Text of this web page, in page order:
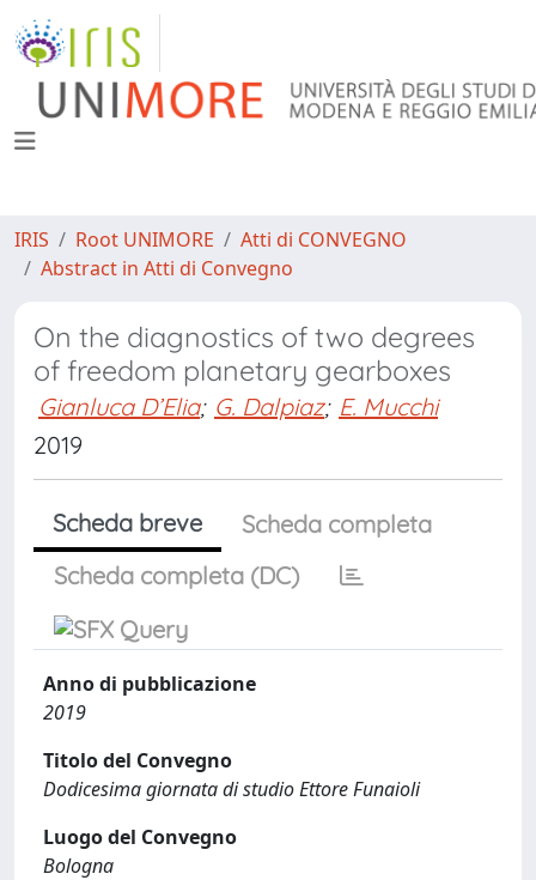
IRIS Root UNIMORE
Atti di CONVEGNO
Abstract in Atti di Convegno
On the diagnostics of two degrees
of freedom planetary gearboxes
Gianluca D’Elia; G. Dalpiaz; E. Mucchi
2019
Scheda breve
Scheda completa
Scheda completa (DC)
Anno di pubblicazione
2019
Titolo del Convegno
Dodicesima giornata di studio Ettore Funaioli
Luogo del Convegno
Bologna